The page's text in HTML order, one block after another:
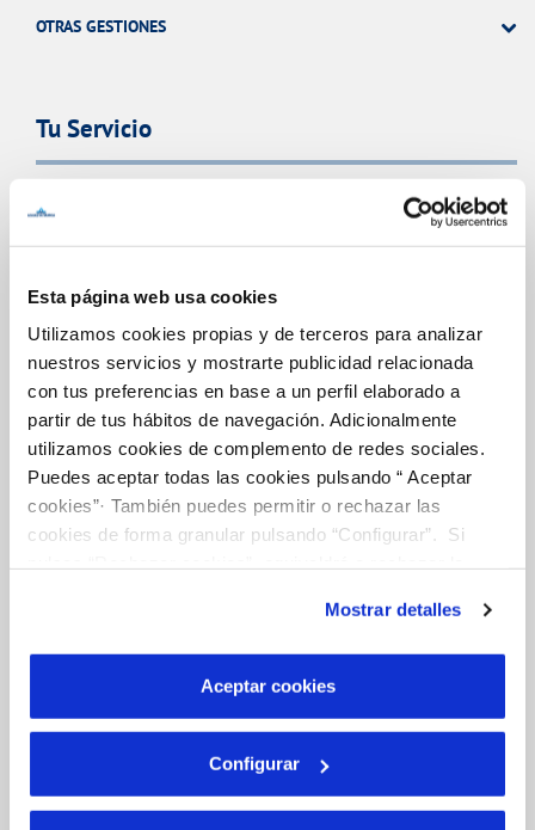
Esta página web usa cookies
Utilizamos cookies propias y de terceros para analizar
nuestros servicios y mostrarte publicidad relacionada
con tus preferencias en base a un perfil elaborado a
partir de tus hábitos de navegación. Adicionalmente
utilizamos cookies de complemento de redes sociales.
Puedes aceptar todas las cookies pulsando “ Aceptar
cookies”· También puedes permitir o rechazar las
cookies de forma granular pulsando “Configurar”. Si
son indispensables para que el sitio web funcione y que
por tanto no se pueden desactivar. Puedes consultar
más información en nuestraPolítica de Cookies
Mostrar detalles
Aceptar cookies
Configurar
OTRAS GESTIONES
Tu Servicio
FACTURAS Y PRECIOS
ATENCIÓN AL CLIENTE
COMPROMISO DE SERVICIO
Tu Agua
NUESTRO PAPEL EN EL CICLO URBANO
CALIDAD
Otros Servicios